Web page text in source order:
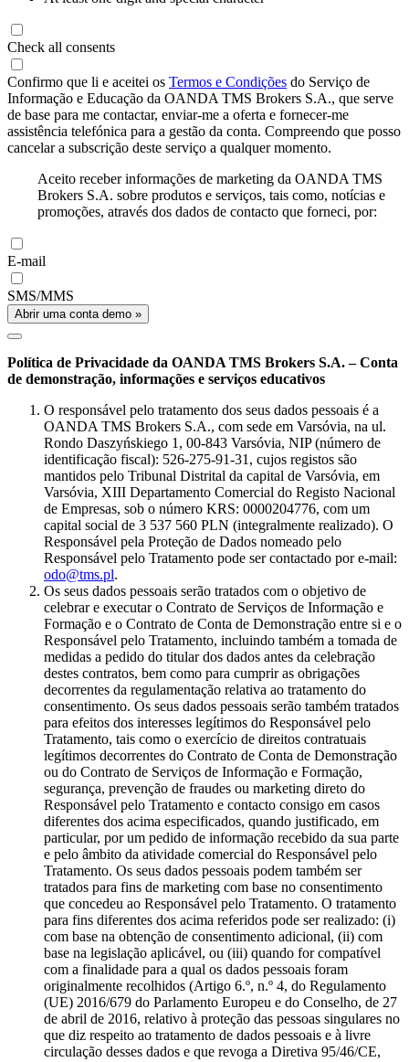
Check all consents
Confirmo que li e aceitei os Termos e Condições do Serviço de
Informação e Educação da OANDA TMS Brokers S.A., que serve
de base para me contactar, enviar-me a oferta e fornecer-me
assistência telefónica para a gestão da conta. Compreendo que posso
cancelar a subscrição deste serviço a qualquer momento.
Aceito receber informações de marketing da OANDA TMS
Brokers S.A. sobre produtos e serviços, tais como, notícias e
promoções, através dos dados de contacto que forneci, por:
E-mail
SMS/MMS
Abrir uma conta demo »
Política de Privacidade da OANDA TMS Brokers S.A. – Conta
de demonstração, informações e serviços educativos
O responsável pelo tratamento dos seus dados pessoais é a
OANDA TMS Brokers S.A., com sede em Varsóvia, na ul.
Rondo Daszyńskiego 1, 00-843 Varsóvia, NIP (número de
identificação fiscal): 526-275-91-31, cujos registos são
mantidos pelo Tribunal Distrital da capital de Varsóvia, em
Varsóvia, XIII Departamento Comercial do Registo Nacional
de Empresas, sob o número KRS: 0000204776, com um
capital social de 3 537 560 PLN (integralmente realizado). O
Responsável pela Proteção de Dados nomeado pelo
Responsável pelo Tratamento pode ser contactado por e-mail:
odo@tms.pl.
Os seus dados pessoais serão tratados com o objetivo de
celebrar e executar o Contrato de Serviços de Informação e
Formação e o Contrato de Conta de Demonstração entre si e o
Responsável pelo Tratamento, incluindo também a tomada de
medidas a pedido do titular dos dados antes da celebração
destes contratos, bem como para cumprir as obrigações
decorrentes da regulamentação relativa ao tratamento do
consentimento. Os seus dados pessoais serão também tratados
para efeitos dos interesses legítimos do Responsável pelo
Tratamento, tais como o exercício de direitos contratuais
legítimos decorrentes do Contrato de Conta de Demonstração
ou do Contrato de Serviços de Informação e Formação,
segurança, prevenção de fraudes ou marketing direto do
Responsável pelo Tratamento e contacto consigo em casos
diferentes dos acima especificados, quando justificado, em
particular, por um pedido de informação recebido da sua parte
e pelo âmbito da atividade comercial do Responsável pelo
Tratamento. Os seus dados pessoais podem também ser
tratados para fins de marketing com base no consentimento
que concedeu ao Responsável pelo Tratamento. O tratamento
para fins diferentes dos acima referidos pode ser realizado: (i)
com base na obtenção de consentimento adicional, (ii) com
base na legislação aplicável, ou (iii) quando for compatível
com a finalidade para a qual os dados pessoais foram
originalmente recolhidos (Artigo 6.º, n.º 4, do Regulamento
(UE) 2016/679 do Parlamento Europeu e do Conselho, de 27
de abril de 2016, relativo à proteção das pessoas singulares no
que diz respeito ao tratamento de dados pessoais e à livre
circulação desses dados e que revoga a Diretiva 95/46/CE,